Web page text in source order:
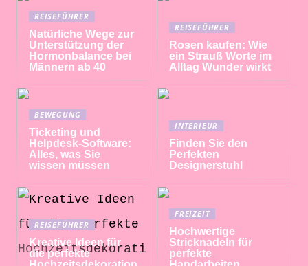
REISEFÜHRER
Natürliche Wege zur
Unterstützung der
Hormonbalance bei
Männern ab 40
REISEFÜHRER
Rosen kaufen: Wie
ein Strauß Worte im
Alltag Wunder wirkt
BEWEGUNG
Ticketing und
Helpdesk-Software:
Alles, was Sie
wissen müssen
INTERIEUR
Finden Sie den
Perfekten
Designerstuhl
REISEFÜHRER
Kreative Ideen für
die perfekte
FREIZEIT
Hochwertige
Stricknadeln für
perfekte